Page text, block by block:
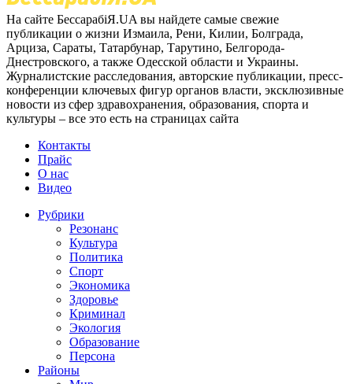
На сайте БессарабіЯ.UA вы найдете самые свежие
публикации о жизни Измаила, Рени, Килии, Болграда,
Арциза, Сараты, Татарбунар, Тарутино, Белгорода-
Днестровского, а также Одесской области и Украины.
Журналистские расследования, авторские публикации, пресс-
конференции ключевых фигур органов власти, эксклюзивные
новости из сфер здравохранения, образования, спорта и
культуры – все это есть на страницах сайта
Контакты
Прайс
О нас
Видео
Рубрики
Резонанс
Культура
Политика
Спорт
Экономика
Здоровье
Криминал
Экология
Образование
Персона
Районы